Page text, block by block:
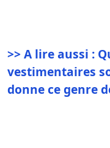
>> A lire aussi :
vestimentaires
donne ce genre